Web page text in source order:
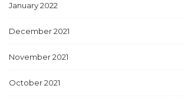
January 2022
December 2021
November 2021
October 2021